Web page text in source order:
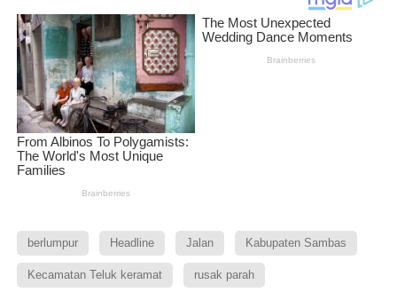
berlumpur Headline Jalan Kabupaten Sambas
Kecamatan Teluk keramat rusak parah